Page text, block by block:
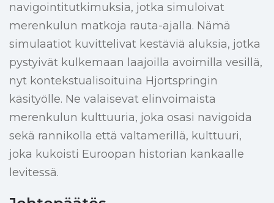
navigointitutkimuksia, jotka simuloivat
merenkulun matkoja rauta-ajalla. Nämä
simulaatiot kuvittelivat kestäviä aluksia, jotka
pystyivät kulkemaan laajoilla avoimilla vesillä,
nyt kontekstualisoituina Hjortspringin
käsityölle. Ne valaisevat elinvoimaista
merenkulun kulttuuria, joka osasi navigoida
sekä rannikolla että valtamerillä, kulttuuri,
joka kukoisti Euroopan historian kankaalle
levitessä.